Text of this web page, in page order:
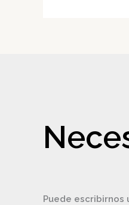
Puede